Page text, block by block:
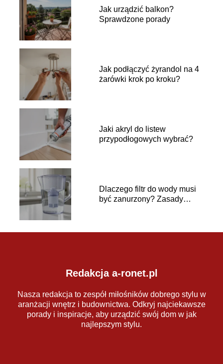
Jak urządzić balkon?
Sprawdzone porady
Jak podłączyć żyrandol na 4
żarówki krok po kroku?
Jaki akryl do listew
przypodłogowych wybrać?
Dlaczego filtr do wody musi
być zanurzony? Zasady
Redakcja a-ronet.pl
Nasza redakcja to zespół miłośników dobrego stylu w
aranżacji wnętrz i budownictwa. Odkryj najciekawsze
porady i inspiracje, aby urządzić swój dom w jak
najlepszym stylu.